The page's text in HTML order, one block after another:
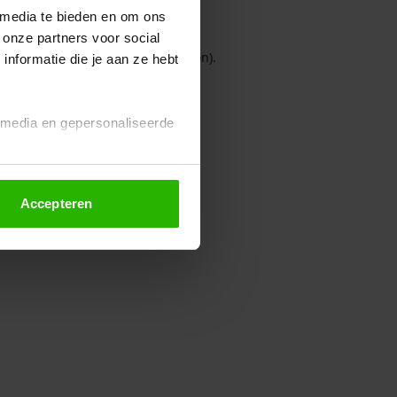
te bieden en om ons
partners voor social
die je aan ze hebt
en gepersonaliseerde
altijd wijzigen of
Accepteren
console for more information).